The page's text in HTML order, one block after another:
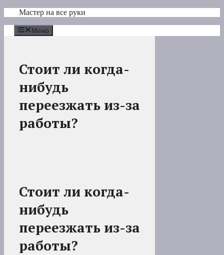
Перейти
содержимому
Мастер на все руки
Меню
Стоит ли когда-
нибудь
переезжать из-за
работы?
Стоит ли когда-
нибудь
переезжать из-за
работы?